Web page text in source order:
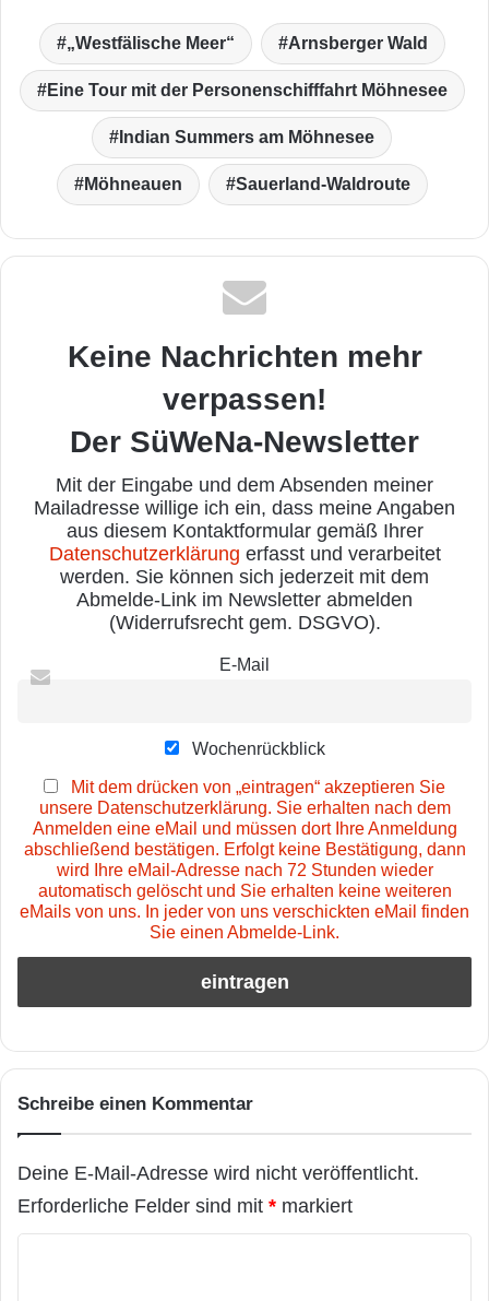
„Westfälische Meer“ Arnsberger Wald
Eine Tour mit der Personenschifffahrt Möhnesee
Indian Summers am Möhnesee
Möhneauen Sauerland-Waldroute
Keine Nachrichten mehr
verpassen!
Der SüWeNa-Newsletter
Mit der Eingabe und dem Absenden meiner
Mailadresse willige ich ein, dass meine Angaben
aus diesem Kontaktformular gemäß Ihrer
Datenschutzerklärung erfasst und verarbeitet
werden. Sie können sich jederzeit mit dem
Abmelde-Link im Newsletter abmelden
(Widerrufsrecht gem. DSGVO).
E-Mail
Wochenrückblick
Mit dem drücken von „eintragen“ akzeptieren Sie
unsere Datenschutzerklärung. Sie erhalten nach dem
Anmelden eine eMail und müssen dort Ihre Anmeldung
abschließend bestätigen. Erfolgt keine Bestätigung, dann
wird Ihre eMail-Adresse nach 72 Stunden wieder
automatisch gelöscht und Sie erhalten keine weiteren
eMails von uns. In jeder von uns verschickten eMail finden
Sie einen Abmelde-Link.
Schreibe einen Kommentar
Deine E-Mail-Adresse wird nicht veröffentlicht.
Erforderliche Felder sind mit * markiert